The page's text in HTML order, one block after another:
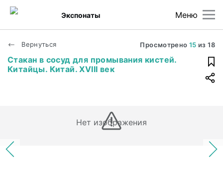
Меню
Экспонаты
Вернуться Просмотрено 15 из18
Стакан в сосуд для промывания кистей.
Китайцы. Китай. XVIII век
Нет изображения